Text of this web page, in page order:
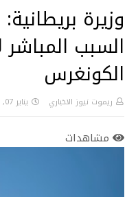
وزيرة
السبب
الكونغرس
ريموت نيوز الاخباري يناير 07, 2021
مشاهدات